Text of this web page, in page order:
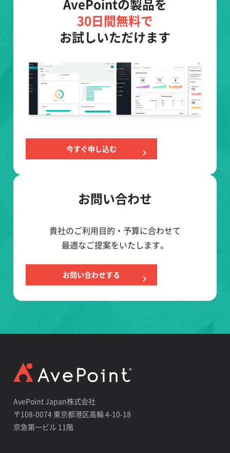
AvePointの製品を
30日間無料で
お試しいただけます
今すぐ申し込む
お問い合わせ
貴社のご利用目的・予算に合わせて
最適なご提案をいたします。
お問い合わせする
AvePoint Japan株式会社
〒108-0074 東京都港区高輪 4-10-18
京急第一ビル 11階